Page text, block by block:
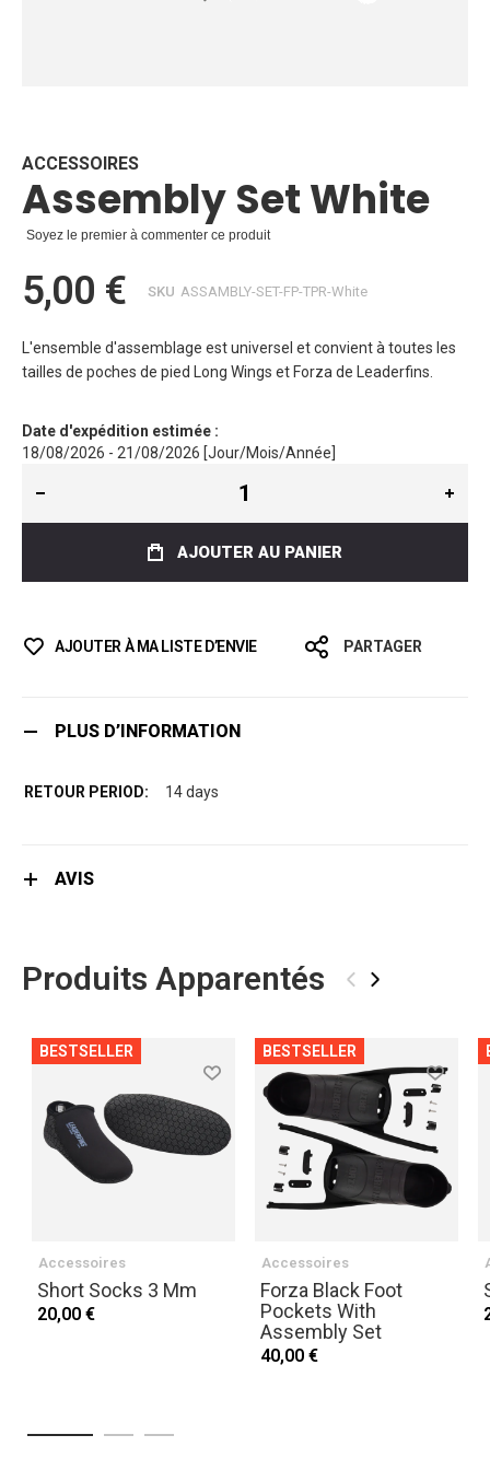
beginning
of
the
images
ACCESSOIRES
Assembly Set White
Soyez le premier à commenter ce produit
5,00 € SKU ASSAMBLY-SET-FP-TPR-White
L'ensemble d'assemblage est universel et convient à toutes les
tailles de poches de pied Long Wings et Forza de Leaderfins.
Date d'expédition estimée :
18/08/2026 - 21/08/2026 [Jour/Mois/Année]
AJOUTER AU PANIER
AJOUTER À MA LISTE D’ENVIE PARTAGER
PLUS D’INFORMATION
14 days
AVIS
Produits Apparentés ‹ ›
BESTSELLER
Accessoires
Short Socks 3 Mm
20,00 €
BESTSELLER
Accessoires
Forza Black Foot
Pockets With
Assembly Set
40,00 €